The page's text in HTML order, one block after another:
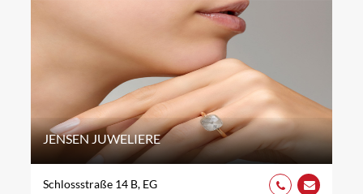
JENSEN JUWELIERE
Schlossstraße 14 B, EG